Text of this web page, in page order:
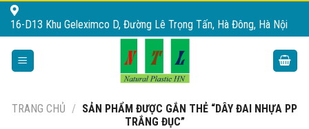
Skip
16-D13 Khu Geleximco D, Đường Lê Trọng Tấn, Hà Đông, Hà Nội
TRANG CHỦ / SẢN PHẨM ĐƯỢC GẮN THẺ “DÂY ĐAI NHỰA PP
TRẮNG ĐỤC”